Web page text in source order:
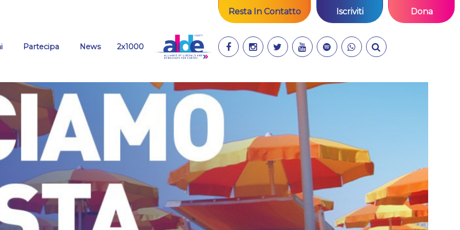
Resta In Contatto Iscriviti Dona
Partecipa News(current)
2x1000